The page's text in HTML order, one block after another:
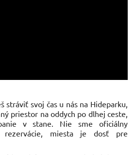
stráviť svoj čas u nás na Hideparku,
priestor na oddych po dlhej ceste,
v stane. Nie sme oficiálny
rezervácie, miesta je dosť pre